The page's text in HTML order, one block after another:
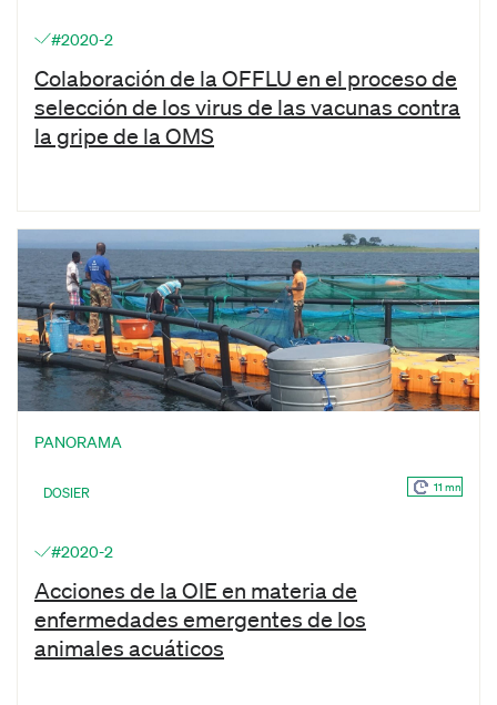
#2020-2
Colaboración de la OFFLU en el proceso de
selección de los virus de las vacunas contra
la gripe de la OMS
PANORAMA
DOSIER 11 mn
#2020-2
Acciones de la OIE en materia de
enfermedades emergentes de los
animales acuáticos